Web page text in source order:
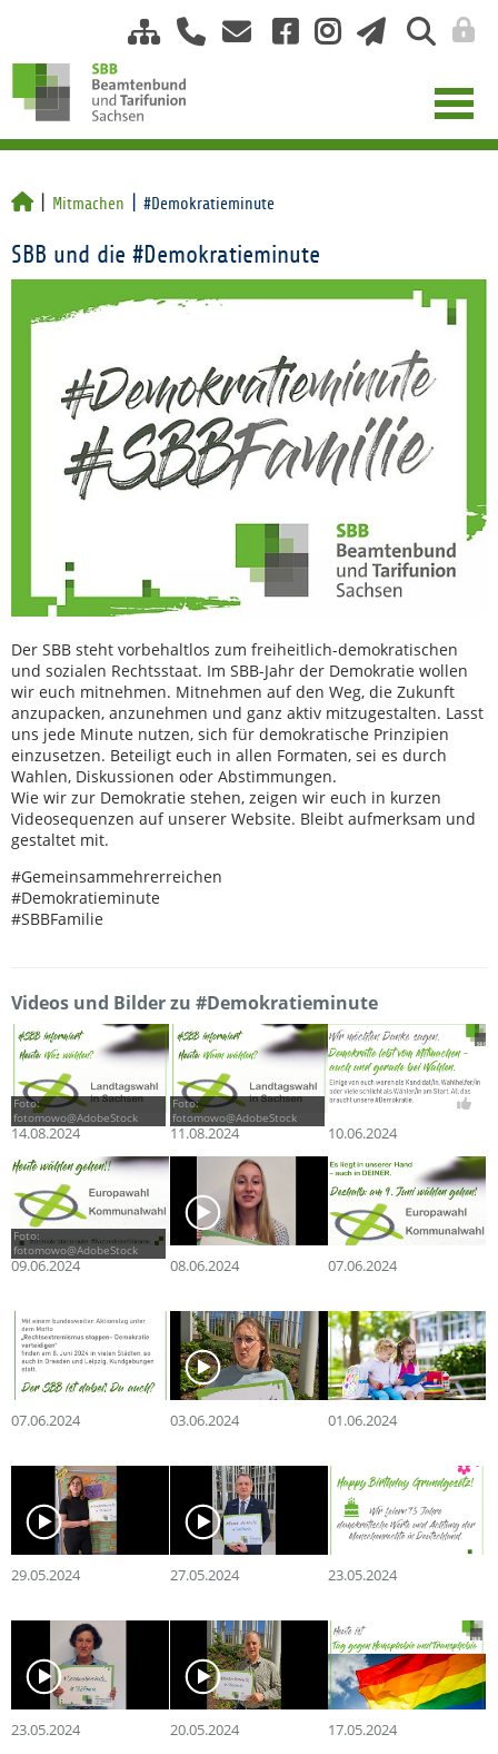
Mitmachen #Demokratieminute
SBB und die #Demokratieminute
Der SBB steht vorbehaltlos zum freiheitlich-demokratischen
und sozialen Rechtsstaat. Im SBB-Jahr der Demokratie wollen
wir euch mitnehmen. Mitnehmen auf den Weg, die Zukunft
anzupacken, anzunehmen und ganz aktiv mitzugestalten. Lasst
uns jede Minute nutzen, sich für demokratische Prinzipien
einzusetzen. Beteiligt euch in allen Formaten, sei es durch
Wahlen, Diskussionen oder Abstimmungen.
Wie wir zur Demokratie stehen, zeigen wir euch in kurzen
Videosequenzen auf unserer Website. Bleibt aufmerksam und
gestaltet mit.
#Gemeinsammehrerreichen
#Demokratieminute
#SBBFamilie
Videos und Bilder zu #Demokratieminute
Foto:
fotomowo@AdobeStock
14.08.2024
Foto:
fotomowo@AdobeStock
11.08.2024 10.06.2024
Foto:
fotomowo@AdobeStock
09.06.2024 08.06.2024 07.06.2024
07.06.2024 03.06.2024 01.06.2024
29.05.2024 27.05.2024 23.05.2024
23.05.2024 20.05.2024 17.05.2024